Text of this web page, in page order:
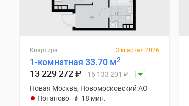
Квартира 3 квартал 2026
1-комнатная 33.70 м2
13 229 272₽ 16 133 201₽
Новая Москва, Новомосковский АО
Потапово
18 мин.